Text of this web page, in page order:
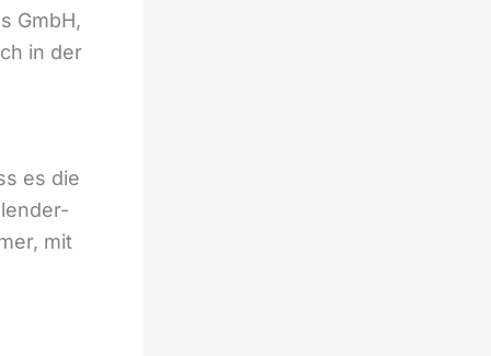
GmbH,
in der
es die
mit